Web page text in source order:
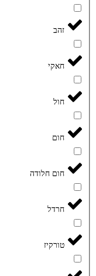
זהב
חאקי
חול
חום
חום חלודה
חרדל
טורקיז